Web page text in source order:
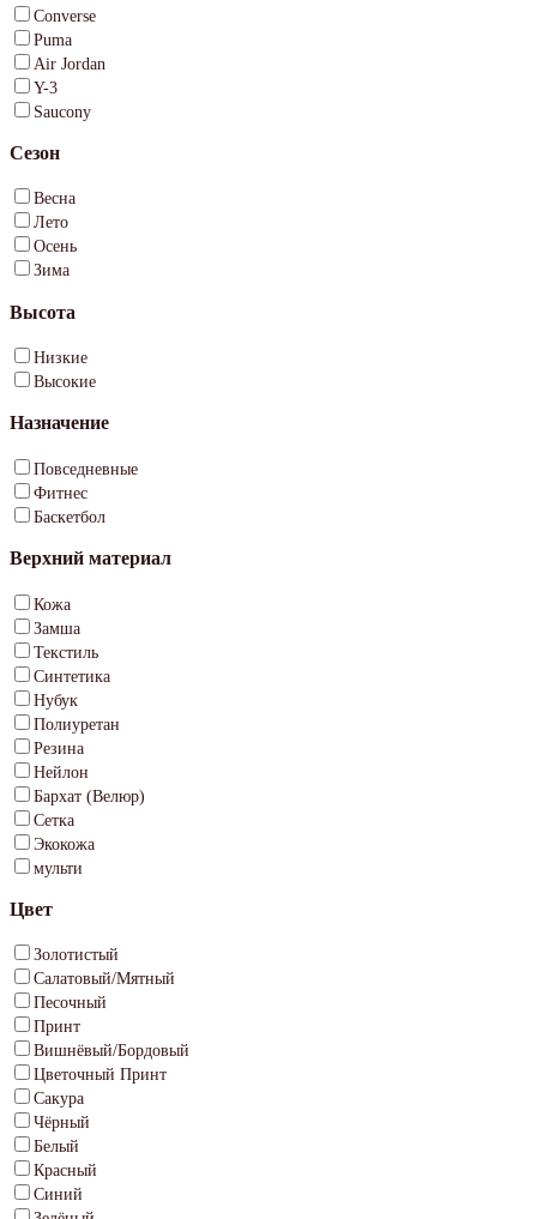
Converse
Puma
Air Jordan
Y-3
Saucony
Сезон
Весна
Лето
Осень
Зима
Высота
Низкие
Высокие
Назначение
Повседневные
Фитнес
Баскетбол
Верхний материал
Кожа
Замша
Текстиль
Синтетика
Нубук
Полиуретан
Резина
Нейлон
Бархат (Велюр)
Сетка
Экокожа
мульти
Цвет
Золотистый
Салатовый/Мятный
Песочный
Принт
Вишнёвый/Бордовый
Цветочный Принт
Сакура
Чёрный
Белый
Красный
Синий